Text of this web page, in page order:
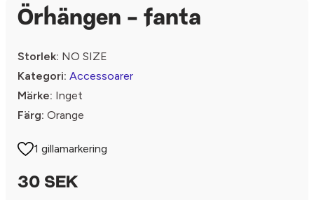
Örhängen - fanta
Storlek: NO SIZE
Kategori: Accessoarer
Märke: Inget
Färg: Orange
1 gillamarkering
30 SEK